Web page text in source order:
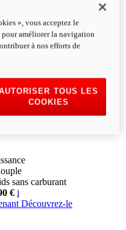
sans carburant
€ i
Découvrez-le
», vous acceptez le
améliorer la navigation
à nos efforts de
TOUS LES
COOKIES